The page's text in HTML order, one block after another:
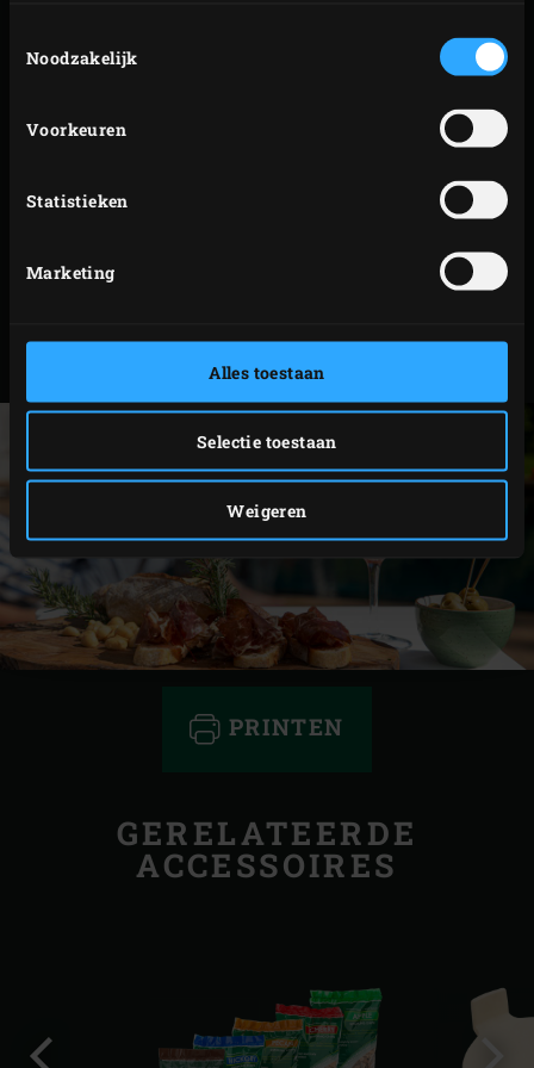
Noodzakelijk
Voorkeuren
Statistieken
Marketing
Alles toestaan
Selectie toestaan
Weigeren
ca. 2 centimeter. Rijg ze aan spiesen en gril ze ca. 1,5
minuut op de Cast Iron Grid of de
Cast Iron Satay
nogmaals 1,5 minuut. Keer de spiesjes om en gril
minuut een kwartslag draait voor een mooie
Zet tijdens een feestje bijvoorbeeld ook wat
bereiden van de partyhapjes op je Big Green Egg.
PRINTEN
GERELATEERDE
ACCESSOIRES